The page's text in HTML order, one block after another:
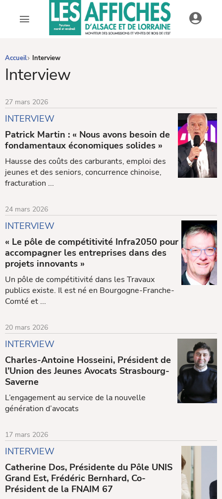
AFDAL - Les affiches d'Alsace et de Lorraine
Accueil Interview
Interview
27 mars 2026
INTERVIEW
Patrick Martin : « Nous avons besoin de
fondamentaux économiques solides »
Hausse des coûts des carburants, emploi des
jeunes et des seniors, concurrence chinoise,
fracturation ...
24 mars 2026
INTERVIEW
« Le pôle de compétitivité Infra2050 pour
accompagner les entreprises dans des
projets innovants »
Un pôle de compétitivité dans les Travaux
publics existe. Il est né en Bourgogne-Franche-
Comté et ...
20 mars 2026
INTERVIEW
Charles-Antoine Hosseini, Président de
l’Union des Jeunes Avocats Strasbourg-
Saverne
L’engagement au service de la nouvelle
génération d’avocats
17 mars 2026
INTERVIEW
Catherine Dos, Présidente du Pôle UNIS
Grand Est, Frédéric Bernhard, Co-
Président de la FNAIM 67